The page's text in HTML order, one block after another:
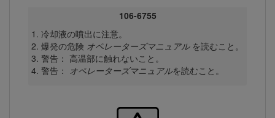
106-6755
冷却液の噴出に注意。
爆発の危険 オペレーターズマニュアルを読むこと。
警告： 高温部に触れないこと。
警告： オペレーターズマニュアルを読むこと。